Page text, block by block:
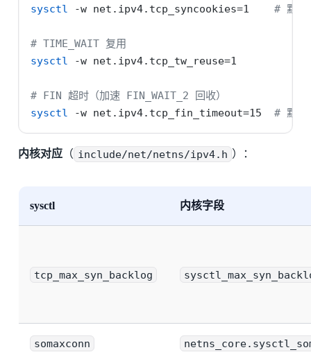
sysctl
-w net.ipv4.tcp_syncookies=1 # 默认
# TIME_WAIT 复用
sysctl
-w net.ipv4.tcp_tw_reuse=1
# FIN 超时（加速 FIN_WAIT_2 回收）
sysctl
-w net.ipv4.tcp_fin_timeout=15 # 默
内核对应（ include/net/netns/ipv4.h ）：
sysctl 内核字段
tcp_max_syn_backlog
somaxconn